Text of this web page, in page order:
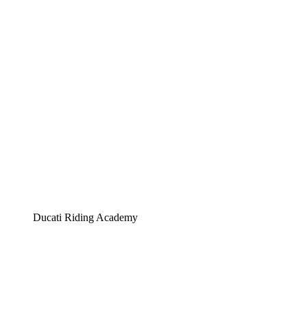
Ducati Riding Academy